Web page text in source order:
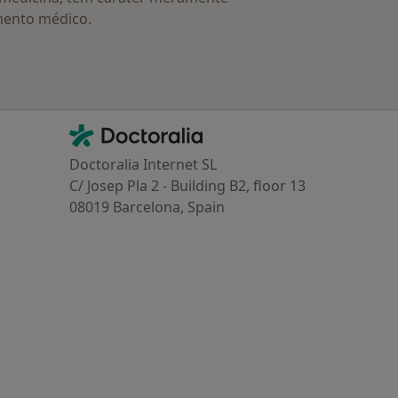
médico.
Contacto
Doctoralia - Homepage
Doctoralia Internet SL
C/ Josep Pla 2 - Building B2, floor 13
08019 Barcelona, Spain